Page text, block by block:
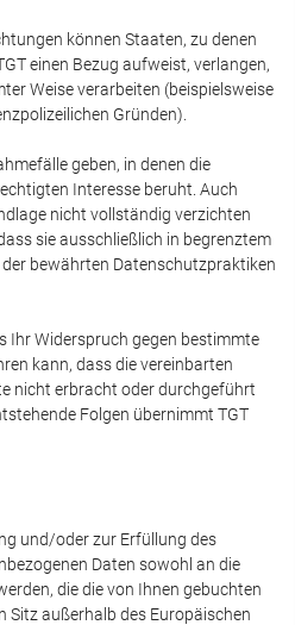
können Staaten, zu denen
einen Bezug aufweist, verlangen,
Weise verarbeiten (beispielsweise
Gründen).
geben, in denen die
Interesse beruht. Auch
nicht vollständig verzichten
sie ausschließlich in begrenztem
bewährten Datenschutzpraktiken
Ihr Widerspruch gegen bestimmte
kann, dass die vereinbarten
nicht erbracht oder durchgeführt
Folgen übernimmt TGT
und/oder zur Erfüllung des
Daten sowohl an die
die die von Ihnen gebuchten
Sitz außerhalb des Europäischen